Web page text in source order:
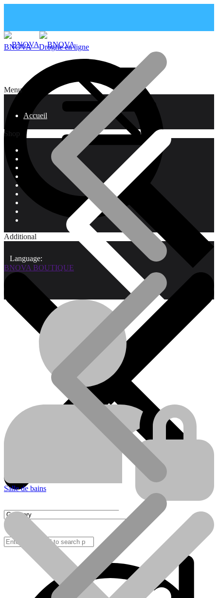
Menu
Accueil
Qui sommes-nous?
Shop
Additional
Language:
BNOVA – Drogrie en ligne
BNOVA BOUTIQUE
Salle de bains